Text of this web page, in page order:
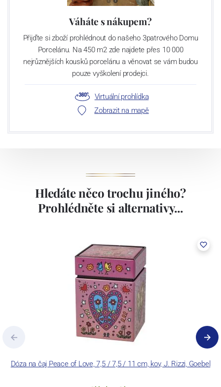
Váháte s nákupem?
Přijďte si zboží prohlédnout do našeho 3patrového Domu
Porcelánu. Na 450 m2 zde najdete přes 10 000
nejrůznějších kousků porcelánu a věnovat se vám budou
pouze vyškolení prodejci.
Virtuální prohlídka
Zobrazit na mapě
Hledáte něco trochu jiného?
Prohlédněte si alternativy...
Dóza na čaj Peace of Love, 7,5 / 7,5 / 11 cm, kov, J. Rizzi, Goebel